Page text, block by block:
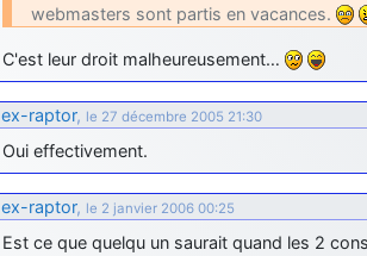
webmasters sont partis en vacances.
C'est leur droit malheureusement…
ex-raptor, le 27 décembre 2005 21:30
Oui effectivement.
ex-raptor, le 2 janvier 2006 00:25
Est ce que quelqu un saurait quand les 2